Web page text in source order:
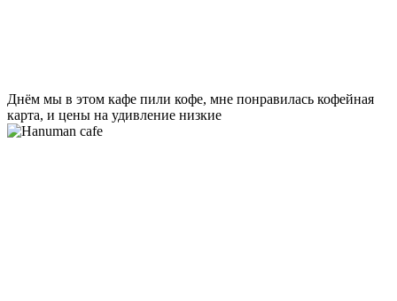
Днём мы в этом кафе пили кофе, мне понравилась кофейная
карта, и цены на удивление низкие